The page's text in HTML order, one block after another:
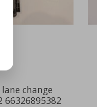
change
66326895382